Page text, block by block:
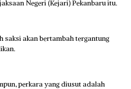
Negeri (Kejari) Pekanbaru itu.
saksi akan bertambah tergantung
perkara yang diusut adalah